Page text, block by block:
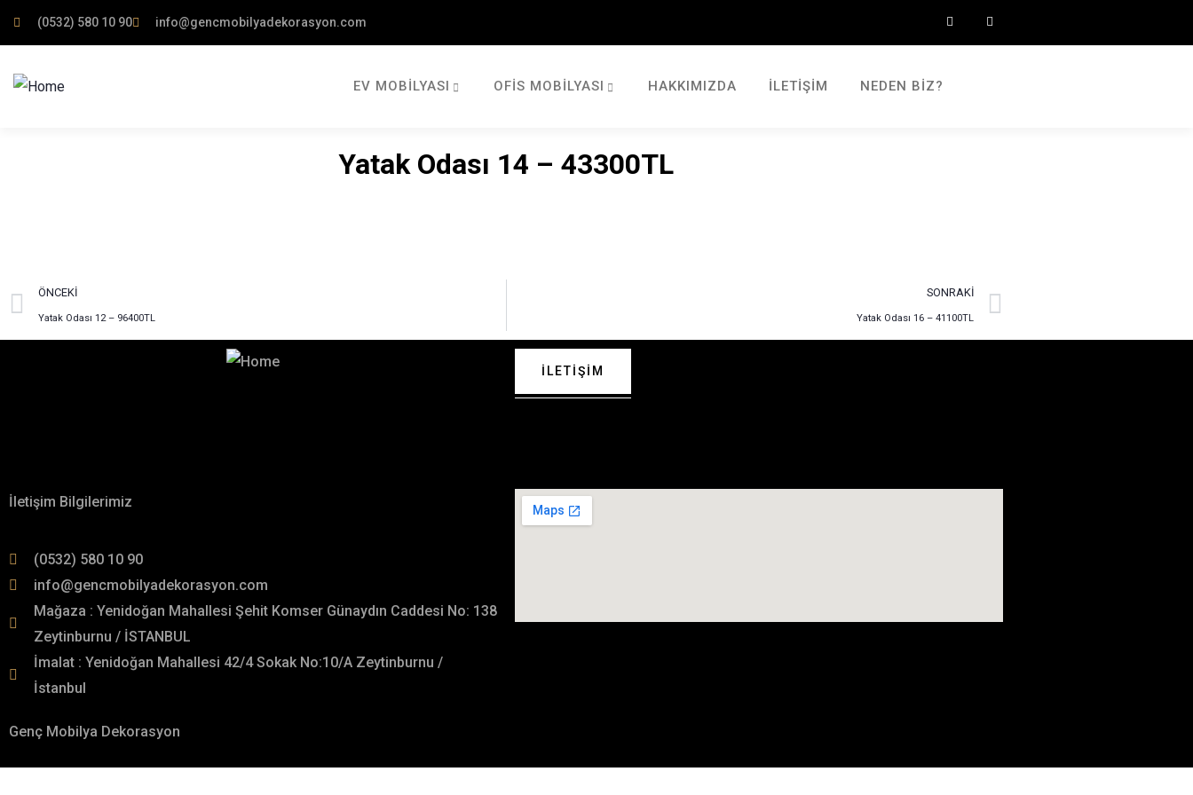
(0532) 580 10 90 info@gencmobilyadekorasyon.com
EV MOBILYASI OFIS MOBILYASI HAKKIMIZDA İLETIŞIM NEDEN BIZ?
Yatak Odası 14 – 43300TL
ÖNCEKI
Yatak Odası 12 – 96400TL
SONRAKI
Yatak Odası 16 – 41100TL
İLETIŞIM
İletişim Bilgilerimiz
(0532) 580 10 90
info@gencmobilyadekorasyon.com
Mağaza : Yenidoğan Mahallesi Şehit Komser Günaydın Caddesi No: 138
Zeytinburnu / İSTANBUL
İmalat : Yenidoğan Mahallesi 42/4 Sokak No:10/A Zeytinburnu /
İstanbul
Genç Mobilya Dekorasyon